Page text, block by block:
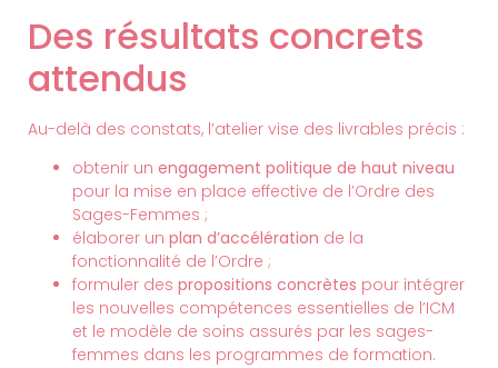
Des résultats concrets
attendus
Au-delà des constats, l’atelier vise des livrables précis :
obtenir un engagement politique de haut niveau
pour la mise en place effective de l’Ordre des
Sages-Femmes ;
élaborer un plan d’accélération de la
fonctionnalité de l’Ordre ;
formuler des propositions concrètes pour intégrer
les nouvelles compétences essentielles de l’ICM
et le modèle de soins assurés par les sages-
femmes dans les programmes de formation.